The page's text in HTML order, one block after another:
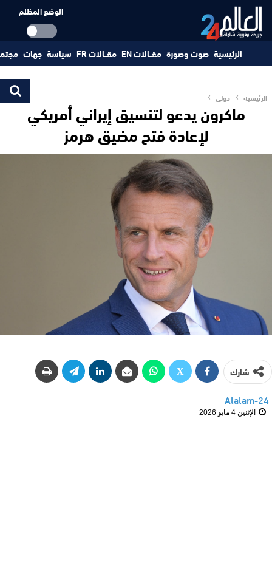
الوضع المظلم
الرئيسية صوت وصورة مقــالات EN مقــالات FR سياسة جهات
الرئيسية دولي
ماكرون يدعو لتنسيق إيراني أمريكي
لإعادة فتح مضيق هرمز
شارك
Alalam-24
الإثنين 4 مايو 2026